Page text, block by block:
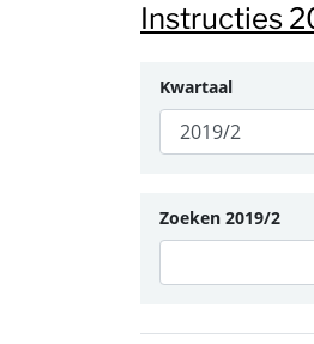
Instructies
Kwartaal
Zoeken 2019/2